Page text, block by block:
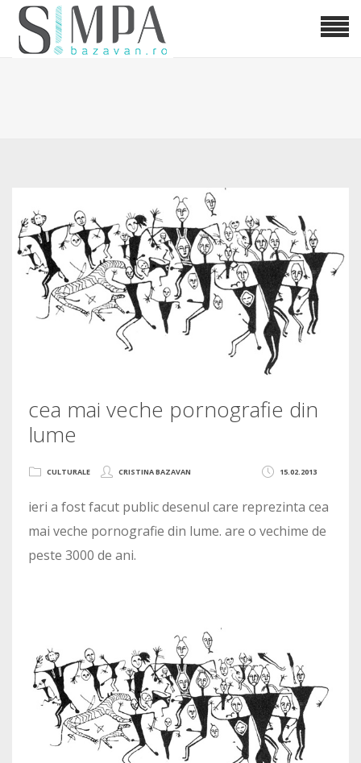
cea mai veche pornografie din
lume
15.02.2013
CULTURALE CRISTINA BAZAVAN
ieri a fost facut public desenul care reprezinta cea
mai veche pornografie din lume. are o vechime de
peste 3000 de ani.